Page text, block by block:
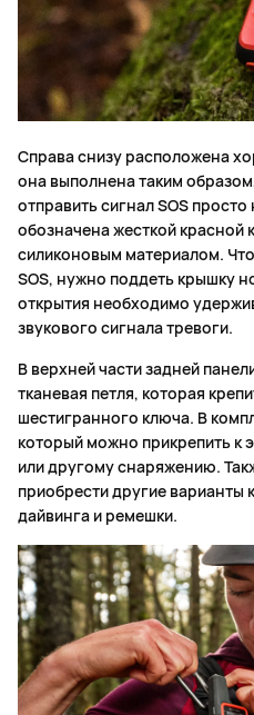
Справа снизу расположена
она выполнена таким
отправить сигнал SOS
обозначена жесткой красной
силиконовым материалом.
SOS, нужно поддеть крышку
открытия необходимо
звукового сигнала тревоги.
В верхней части задней
тканевая петля, которая
шестигранного ключа. В
который можно прикрепить к
или другому снаряжению.
приобрести другие варианты
дайвинга и ремешки.